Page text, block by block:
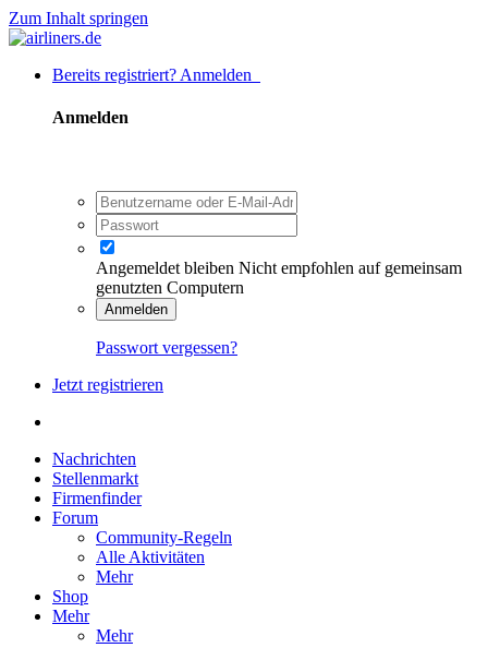
Zum Inhalt springen
Bereits registriert? Anmelden
Anmelden
Angemeldet bleiben Nicht empfohlen auf gemeinsam
genutzten Computern
Anmelden
Passwort vergessen?
Jetzt registrieren
Nachrichten
Stellenmarkt
Firmenfinder
Forum
Community-Regeln
Alle Aktivitäten
Mehr
Shop
Mehr
Mehr